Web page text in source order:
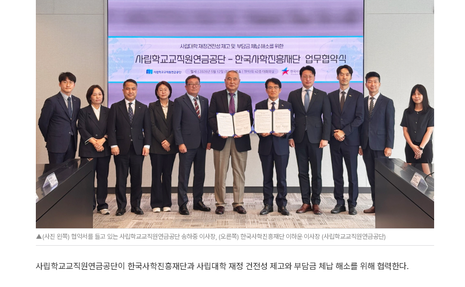
▲(사진 왼쪽) 협약서를 들고 있는 사립학교교직원연금공단 송하중 이사장, (오른쪽) 한국사학진흥재단 이하운 이사장 (사립학교교직원연금공단)
사립학교교직원연금공단이 한국사학진흥재단과 사립대학 재정 건전성 제고와 부담금 체납 해소를 위해 협력한다.